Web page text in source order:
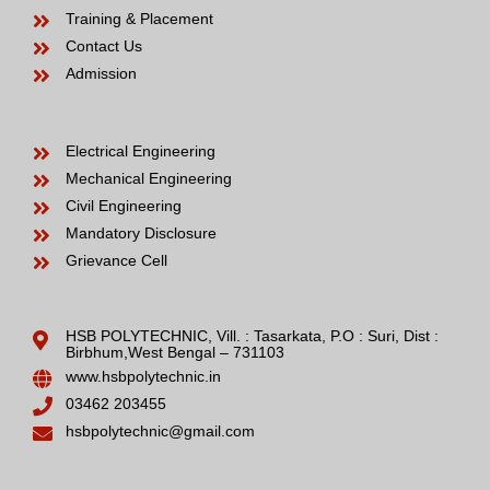
Training & Placement
Contact Us
Admission
Electrical Engineering
Mechanical Engineering
Civil Engineering
Mandatory Disclosure
Grievance Cell
HSB POLYTECHNIC, Vill. : Tasarkata, P.O : Suri, Dist :
Birbhum,West Bengal – 731103
www.hsbpolytechnic.in
03462 203455
hsbpolytechnic@gmail.com